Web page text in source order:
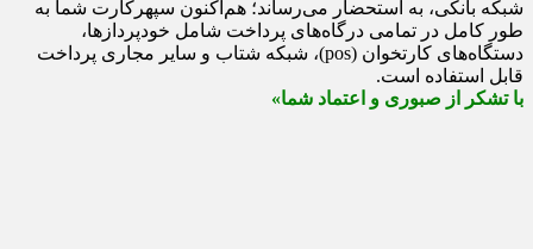
شبکه بانکی، به استحضار می‌رساند؛ هم‌اکنون سپهرکارت شما به
طور کامل در تمامی درگاه‌های پرداخت شامل خودپردازها،
دستگاه‌های کارتخوان (pos)، شبکه شتاب و سایر مجاری پرداخت
قابل استفاده است.
با تشکر از صبوری و اعتماد شما»